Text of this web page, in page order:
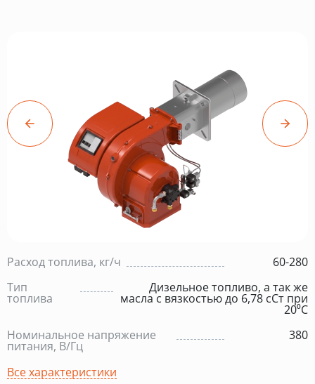
Расход топлива, кг/ч
60-280
Тип
топлива
Дизельное топливо, а так же
масла с вязкостью до 6,78 сСт при
20⁰С
Номинальное напряжение
питания, В/Гц
380
Все характеристики